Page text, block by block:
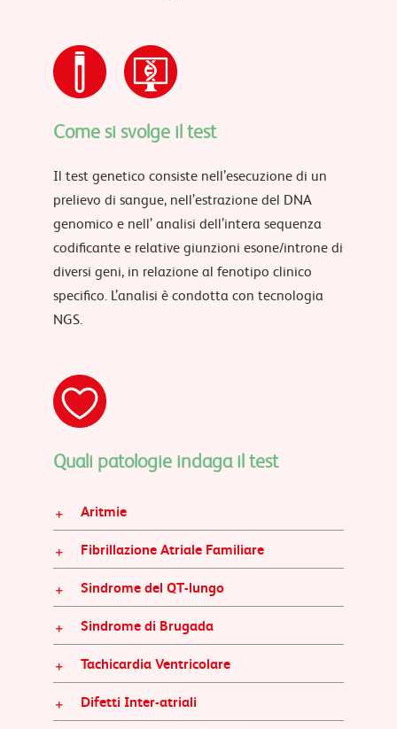
Come si svolge il test
Il test genetico consiste nell’esecuzione di un
prelievo di sangue, nell’estrazione del DNA
genomico e nell’ analisi dell’intera sequenza
codificante e relative giunzioni esone/introne di
diversi geni, in relazione al fenotipo clinico
specifico. L’analisi è condotta con tecnologia
NGS.
Quali patologie indaga il test
Aritmie
Fibrillazione Atriale Familiare
Sindrome del QT-lungo
Sindrome di Brugada
Tachicardia Ventricolare
Difetti Inter-atriali